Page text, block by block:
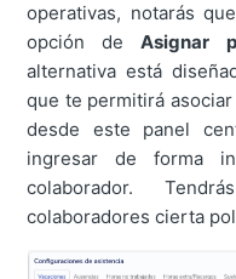
operativas, notarás
opción deAsignar
alternativa está
que te permitirá
desde este panel
ingresar de forma
colaborador.
colaboradores cierta